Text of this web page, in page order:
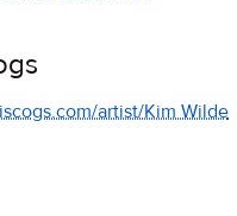
artist/Kim Wilde